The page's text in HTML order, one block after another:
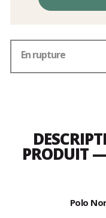
En rupture
PRODUIT
Polo